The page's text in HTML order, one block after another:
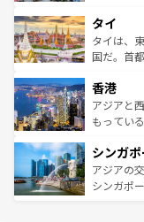
リティに
覧を参照
急速な発
ーチミン
醸し出し
とつ。フ
ひ現地で
が旅行者
参照してほ
タイ
タイは、
国だ。首
の活気が
帯で自然
いビーチ
激する。
が待って
た文化、
香港
アジアと
もってい
み、どこ
ており、
うな絶景
シンガ
アジアの
シンガポ